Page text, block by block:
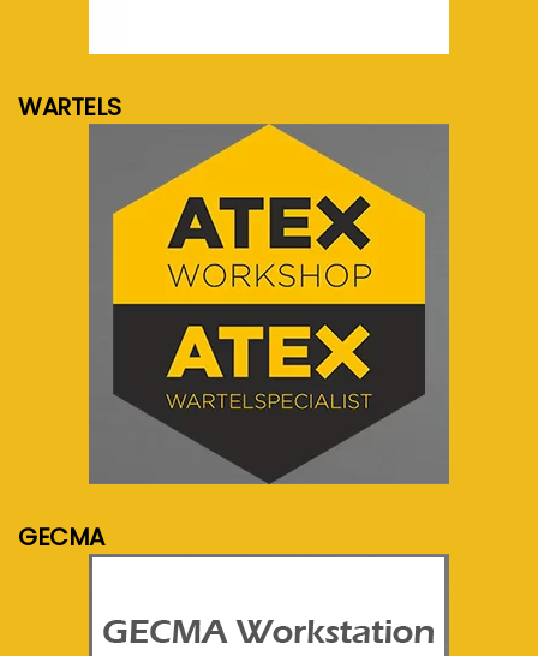
WARTELS
meer info...
GECMA